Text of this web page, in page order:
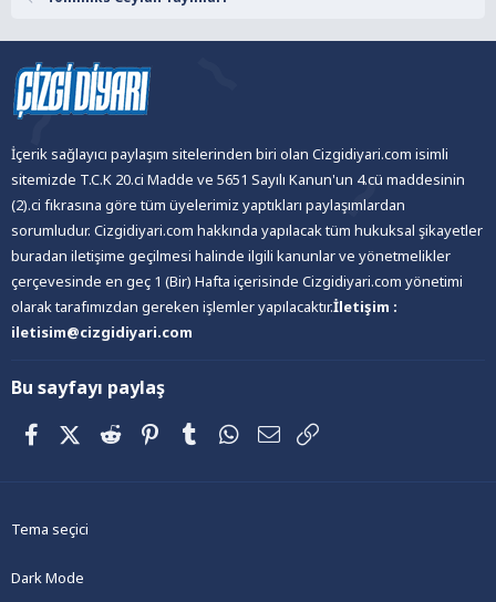
İçerik sağlayıcı paylaşım sitelerinden biri olan Cizgidiyari.com isimli
sitemizde T.C.K 20.ci Madde ve 5651 Sayılı Kanun'un 4.cü maddesinin
(2).ci fıkrasına göre tüm üyelerimiz yaptıkları paylaşımlardan
sorumludur. Cizgidiyari.com hakkında yapılacak tüm hukuksal şikayetler
buradan iletişime geçilmesi halinde ilgili kanunlar ve yönetmelikler
çerçevesinde en geç 1 (Bir) Hafta içerisinde Cizgidiyari.com yönetimi
olarak tarafımızdan gereken işlemler yapılacaktır.İletişim :
iletisim@cizgidiyari.com
Bu sayfayı paylaş
FacebookX (Twitter)
Reddit PinterestTumblrWhatsApp
E-posta
Tema seçici
Dark Mode